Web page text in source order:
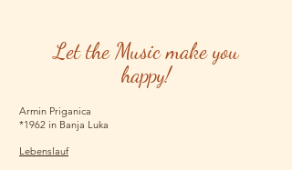
Lebenslauf
Armin Priganica
*1962 in Banja Luka
Let the Music make you
happy!